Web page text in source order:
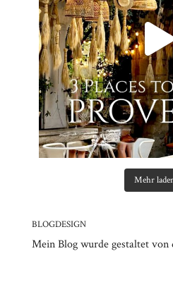
Mehr
BLOGDESIGN
Mein Blog wurde gestaltet von